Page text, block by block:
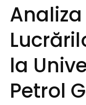
la
Petrol